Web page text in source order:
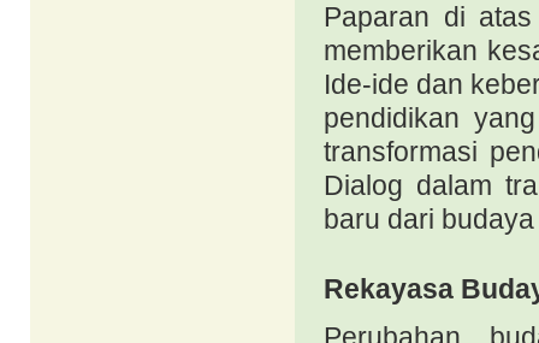
Paparan di
memberikan
Ide-ide dan
pendidikan
transformasi
Dialog dalam
baru dari
Rekayasa